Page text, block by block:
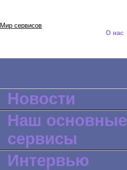
Мир сервисов
О нас
Новости
Наш основные
сервисы
Интервью